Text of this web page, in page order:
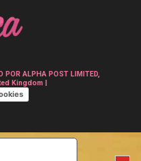
POR ALPHA POST LIMITED,
Kingdom |